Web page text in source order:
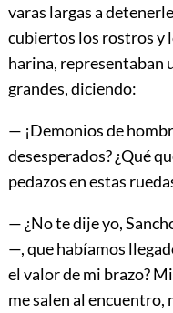
varas largas a
cubiertos los rostros y
harina, representaban
grandes, diciendo:
— ¡Demonios de
desesperados? ¿Qué
pedazos en estas
— ¿No te dije yo,
—, que habíamos
el valor de mi brazo?
me salen al encuentro,